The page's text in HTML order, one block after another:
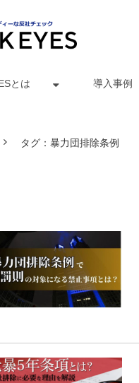
とは 導入事例
タグ：暴力団排除条例